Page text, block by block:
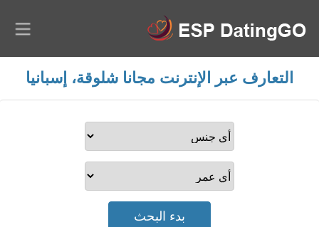
التعارف عبر الإنترنت مجانا شلوقة، إسبانيا